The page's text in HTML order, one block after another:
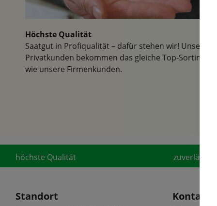
Höchste Qualität
Saatgut in Profiqualität – dafür stehen wir! Unsere
Privatkunden bekommen das gleiche Top-Sortiment
wie unsere Firmenkunden.
höchste Qualität
Standort Kontakt